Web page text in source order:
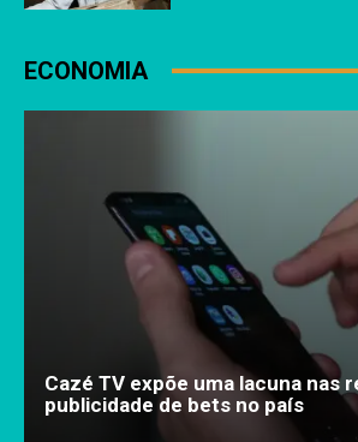
ECONOMIA
Cazé TV expõe uma lacuna nas
publicidade de bets no país